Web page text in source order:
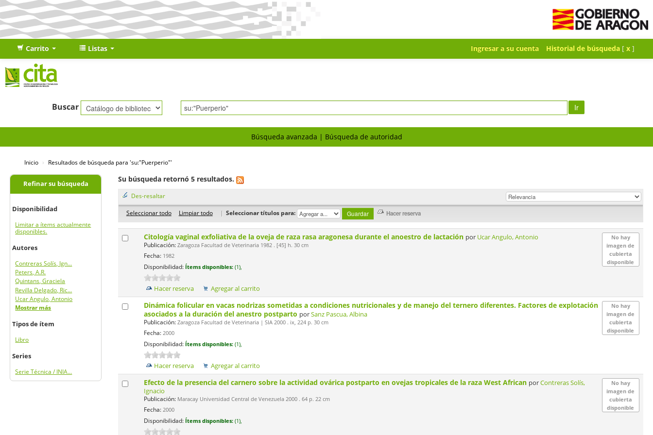
Carrito Listas Ingresar a su cuenta Historial de búsqueda[ x ]
Buscar Ir
Búsqueda avanzada Búsqueda de autoridad
Inicio › Resultados de búsqueda para 'su:"Puerperio"'
Refinar su búsqueda
Disponibilidad
Limitar a ítems actualmente
disponibles.
Autores
Contreras Solís, Ign...
Peters, A.R.
Quintans, Graciela
Revilla Delgado, Ric...
Ucar Angulo, Antonio
Mostrar más
Tipos de ítem
Libro
Series
Serie Técnica / INIA...
Su búsqueda retornó 5 resultados.
Des-resaltar
Seleccionar todo Limpiar todo | Seleccionar títulos para:
No hay
imagen de
cubierta
disponible
Citología vaginal exfoliativa de la oveja de raza rasa aragonesa durante el anoestro de lactación por Ucar Angulo, Antonio
Publicación:Zaragoza Facultad de Veterinaria 1982 . [45] h. 30 cm
Fecha:1982
Disponibilidad: Ítems disponibles: (1),
Hacer reserva Agregar al carrito
No hay
imagen de
cubierta
disponible
Dinámica folicular en vacas nodrizas sometidas a condiciones nutricionales y de manejo del ternero diferentes. Factores de explotación
asociados a la duración del anestro postparto porSanz Pascua, Albina
Publicación:Zaragoza Facultad de Veterinaria | SIA 2000 . ix, 224 p. 30 cm
Fecha:2000
Disponibilidad: Ítems disponibles: (1),
Hacer reserva Agregar al carrito
No hay
imagen de
cubierta
disponible
Efecto de la presencia del carnero sobre la actividad ovárica postparto en ovejas tropicales de la raza West African porContreras Solís,
Ignacio
Publicación:Maracay Universidad Central de Venezuela 2000 . 64 p. 22 cm
Fecha:2000
Disponibilidad: Ítems disponibles: (1),